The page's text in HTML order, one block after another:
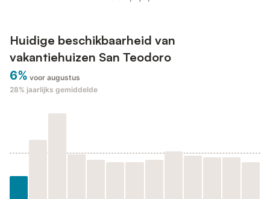
Huidige beschikbaarheid van
vakantiehuizen San Teodoro
6% voor augustus
28% jaarlijks gemiddelde